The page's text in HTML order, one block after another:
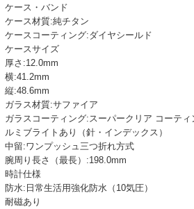
ケース・バンド
ケース材質:純チタン
ケースコーティング:ダイヤシールド
ケースサイズ
厚さ:12.0mm
横:41.2mm
縦:48.6mm
ガラス材質:サファイア
ガラスコーティング:スーパークリア コーティ
ルミブライトあり（針・インデックス）
中留:ワンプッシュ三つ折れ方式
腕周り長さ（最長）:198.0mm
時計仕様
防水:日常生活用強化防水（10気圧）
耐磁あり